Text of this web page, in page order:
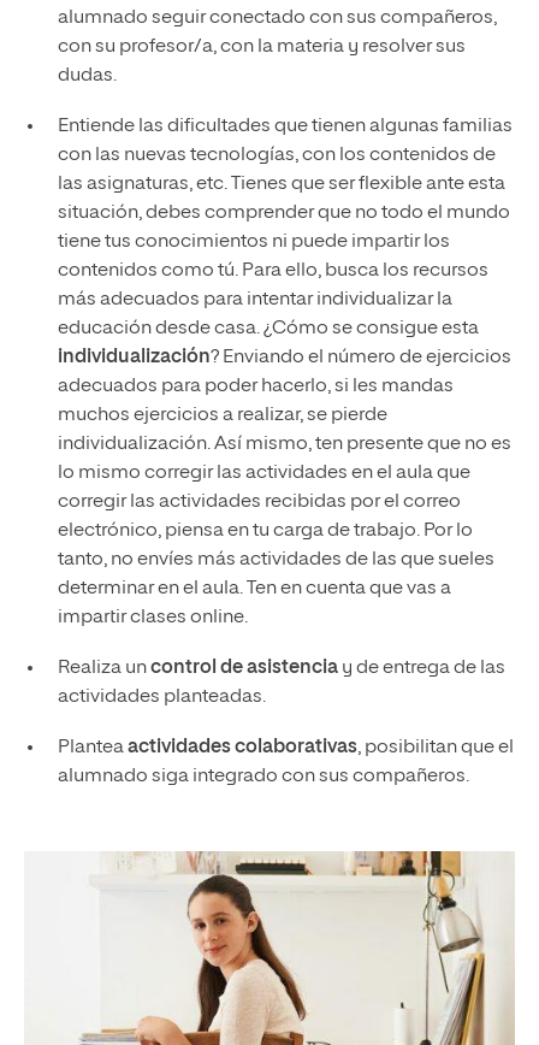
alumnado seguir conectado con sus compañeros,
con su profesor/a, con la materia y resolver sus
dudas.
Entiende las dificultades que tienen algunas familias
con las nuevas tecnologías, con los contenidos de
las asignaturas, etc. Tienes que ser flexible ante esta
situación, debes comprender que no todo el mundo
tiene tus conocimientos ni puede impartir los
contenidos como tú. Para ello, busca los recursos
más adecuados para intentar individualizar la
educación desde casa. ¿Cómo se consigue esta
individualización? Enviando el número de ejercicios
adecuados para poder hacerlo, si les mandas
muchos ejercicios a realizar, se pierde
individualización. Así mismo, ten presente que no es
lo mismo corregir las actividades en el aula que
corregir las actividades recibidas por el correo
electrónico, piensa en tu carga de trabajo. Por lo
tanto, no envíes más actividades de las que sueles
determinar en el aula. Ten en cuenta que vas a
impartir clases online.
Realiza uncontrol de asistenciay de entrega de las
actividades planteadas.
Planteaactividades colaborativas, posibilitan que el
alumnado siga integrado con sus compañeros.